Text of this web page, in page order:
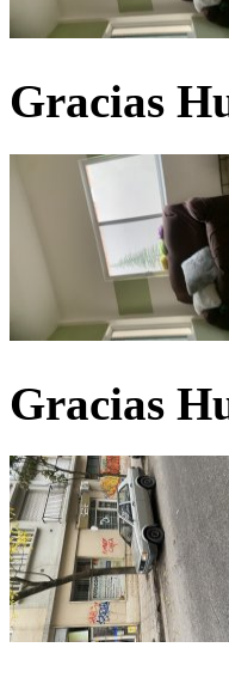
Gracias
Gracias